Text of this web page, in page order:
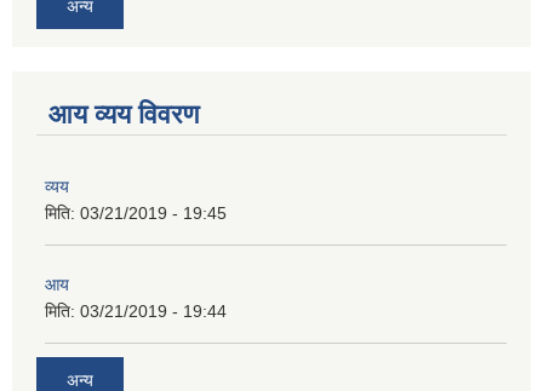
अन्य
आय व्यय विवरण
व्यय
मिति: 03/21/2019 - 19:45
आय
मिति: 03/21/2019 - 19:44
अन्य